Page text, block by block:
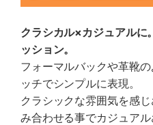
クラシカル×カジュアルに
ッション。
フォーマルバックや革靴
ッチでシンプルに表現。
クラシックな雰囲気を感
み合わせる事でカジュア